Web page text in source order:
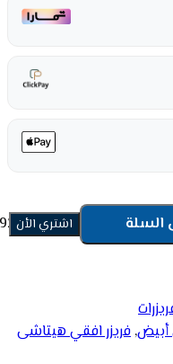
السلة اشتري الأن
أبيض, فريزر افقي هيتاشى